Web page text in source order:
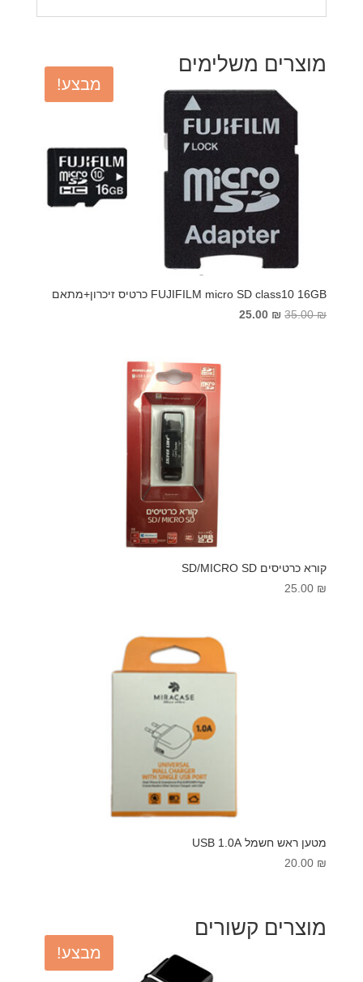
מוצרים משלימים
מבצע!
FUJIFILM micro SD class10 16GB כרטיס זיכרון+מתאם
35.00₪
המחיר
25.00 ₪
המחיר
25.00 ₪.
קורא כרטיסים SD/MICRO SD
25.00 ₪
מטען ראש חשמל USB 1.0A
20.00 ₪
מוצרים קשורים
מבצע!